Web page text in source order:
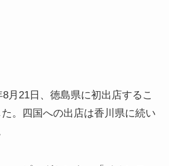
月21日、徳島県に初出店するこ
。四国への出店は香川県に続い